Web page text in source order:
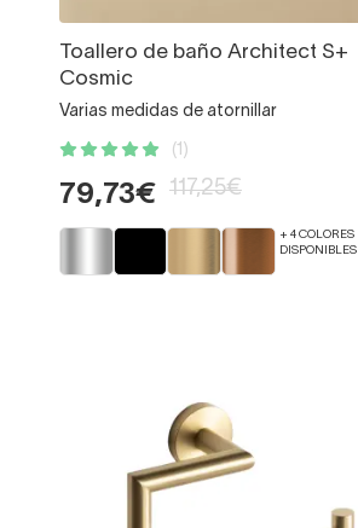
Toallero de baño Architect S+
Cosmic
Varias medidas de atornillar
(1)
79,73€ 117,25€
+ 4 COLORES
DISPONIBLES